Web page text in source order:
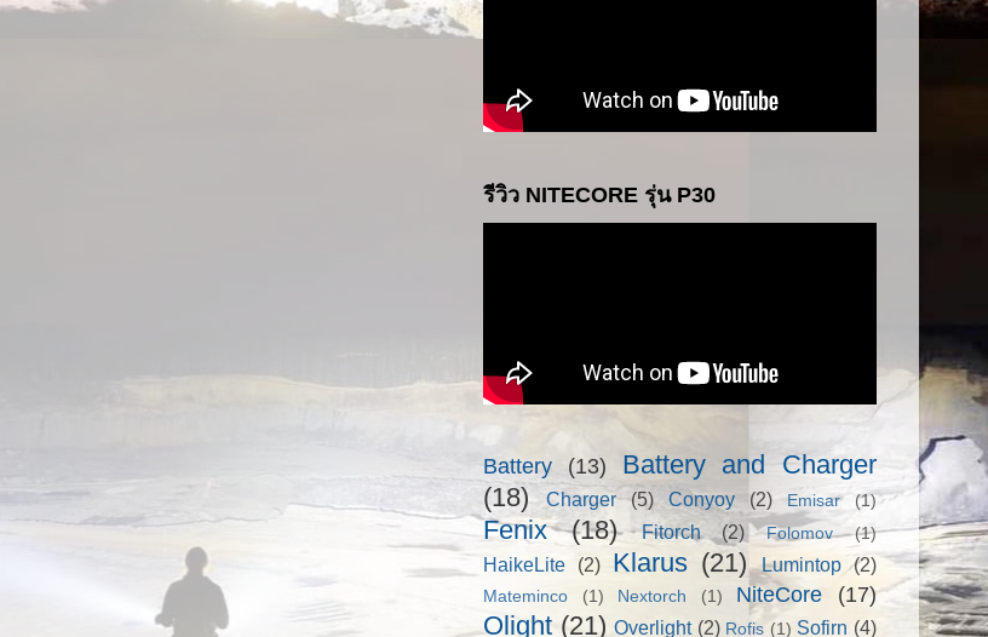
รีวิว NITECORE รุ่น P30
Battery (13)
Battery and Charger
(18)
Charger (5) Conyoy (2) Emisar (1)
Fenix (18) Fitorch (2) Folomov (1)
HaikeLite (2) Klarus (21) Lumintop (2)
Mateminco (1) Nextorch (1) NiteCore (17)
Olight (21) Overlight (2) Rofis (1) Sofirn (4)